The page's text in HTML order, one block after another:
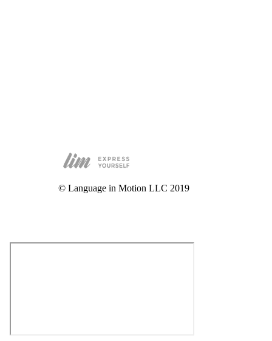
© Language in Motion LLC 2019